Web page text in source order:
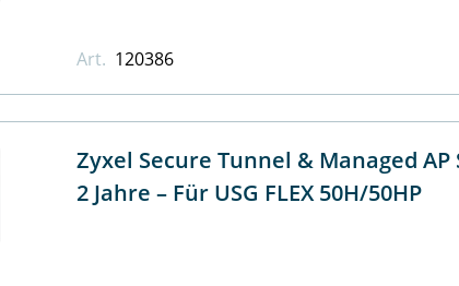
Art. 120386
Zyxel Secure Tunnel & Managed AP
2 Jahre – Für USG FLEX 50H/50HP